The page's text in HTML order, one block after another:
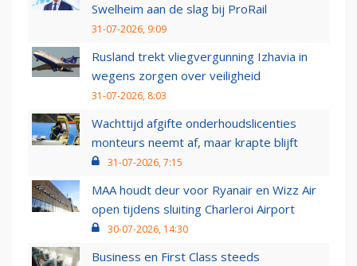
Swelheim aan de slag bij ProRail
31-07-2026, 9:09
Rusland trekt vliegvergunning Izhavia in
wegens zorgen over veiligheid
31-07-2026, 8:03
Wachttijd afgifte onderhoudslicenties
monteurs neemt af, maar krapte blijft
31-07-2026, 7:15
MAA houdt deur voor Ryanair en Wizz Air
open tijdens sluiting Charleroi Airport
30-07-2026, 14:30
Business en First Class steeds